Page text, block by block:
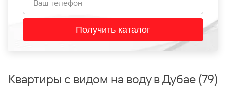
Получить каталог
Квартиры с видом на воду в Дубае (79)